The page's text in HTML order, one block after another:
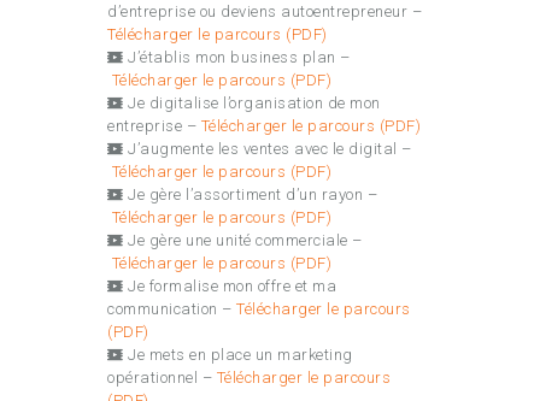
d’entreprise ou deviens autoentrepreneur –
Télécharger le parcours (PDF)
J’établis mon business plan –
Télécharger le parcours (PDF)
Je digitalise l’organisation de mon
entreprise – Télécharger le parcours (PDF)
J’augmente les ventes avec le digital –
Télécharger le parcours (PDF)
Je gère l’assortiment d’un rayon –
Télécharger le parcours (PDF)
Je gère une unité commerciale –
Télécharger le parcours (PDF)
Je formalise mon offre et ma
communication – Télécharger le parcours
(PDF)
Je mets en place un marketing
opérationnel – Télécharger le parcours